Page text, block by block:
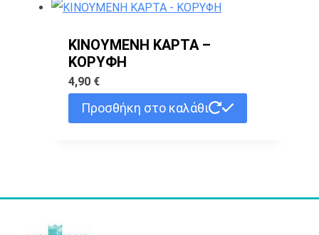
ΚΙΝΟΥΜΕΝΗ ΚΑΡΤΑ –
ΚΟΡΥΦΗ
4,90 €
Προσθήκη στο καλάθι